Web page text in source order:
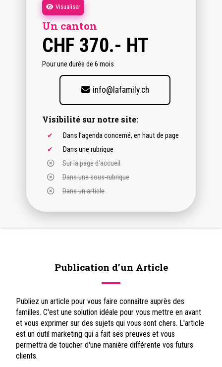
Visualiser
Un canton
CHF 370.- HT
Pour une durée de 6 mois
info@lafamily.ch
Visibilité sur notre site:
Dans l’agenda concerné, en haut de page
Dans une rubrique
Sur la page d'accueil
Dans une sous-rubrique
Dans un article
Publication d’un Article
Publiez un article pour vous faire connaître auprès des
familles. C'est une solution idéale pour vous mettre en avant
et vous exprimer sur des sujets qui vous sont chers. L'article
est un outil marketing qui a fait ses preuves et vous
permettra de toucher d'une manière différente vos futurs
clients.